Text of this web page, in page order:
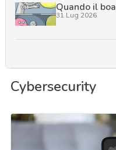
Quando il
31 Lug 2026
Cybersecurity